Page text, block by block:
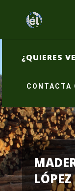
¿QUIERES
CONTACTA
LÓPEZ